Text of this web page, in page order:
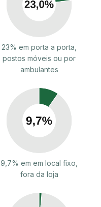
23% em porta a porta,
postos móveis ou por
ambulantes
9,7% em em local fixo,
fora da loja